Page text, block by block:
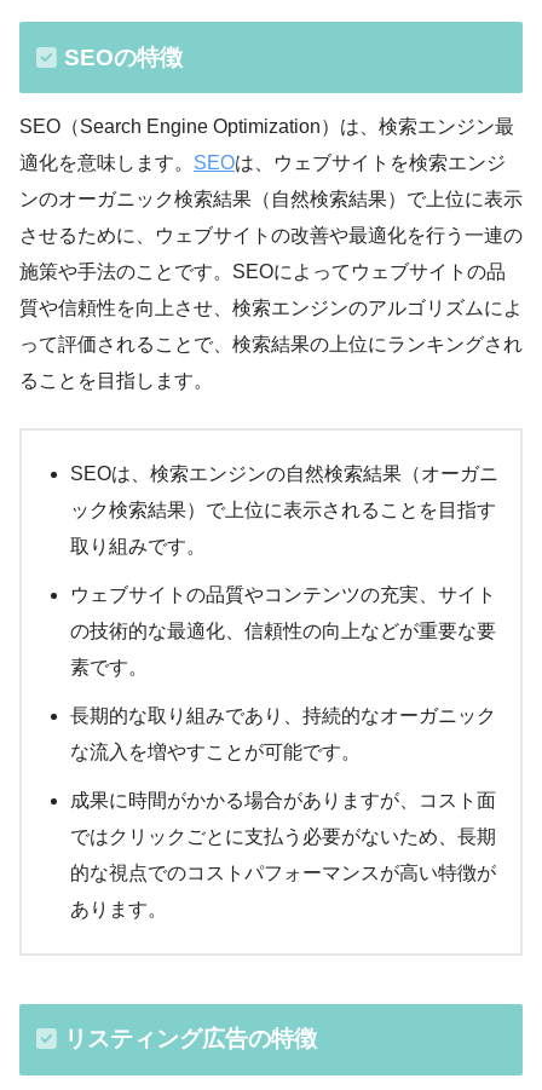
SEOの特徴
SEO（Search Engine Optimization）は、検索エンジン最
適化を意味します。 SEOは、ウェブサイトを検索エンジ
ンのオーガニック検索結果（自然検索結果）で上位に表示
させるために、ウェブサイトの改善や最適化を行う一連の
施策や手法のことです。SEOによってウェブサイトの品
質や信頼性を向上させ、検索エンジンのアルゴリズムによ
って評価されることで、検索結果の上位にランキングされ
ることを目指します。
SEOは、検索エンジンの自然検索結果（オーガニ
ック検索結果）で上位に表示されることを目指す
取り組みです。
ウェブサイトの品質やコンテンツの充実、サイト
の技術的な最適化、信頼性の向上などが重要な要
素です。
長期的な取り組みであり、持続的なオーガニック
な流入を増やすことが可能です。
成果に時間がかかる場合がありますが、コスト面
ではクリックごとに支払う必要がないため、長期
的な視点でのコストパフォーマンスが高い特徴が
あります。
リスティング広告の特徴